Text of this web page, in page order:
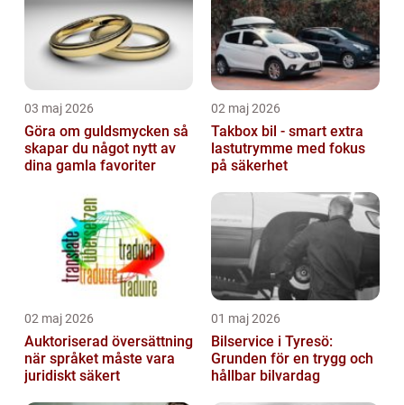
03 maj 2026
Göra om guldsmycken så
skapar du något nytt av
dina gamla favoriter
02 maj 2026
Takbox bil - smart extra
lastutrymme med fokus
på säkerhet
02 maj 2026
Auktoriserad översättning
när språket måste vara
juridiskt säkert
01 maj 2026
Bilservice i Tyresö:
Grunden för en trygg och
hållbar bilvardag